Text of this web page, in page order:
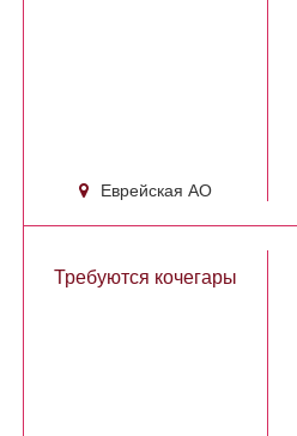
Еврейская АО
Требуются кочегары